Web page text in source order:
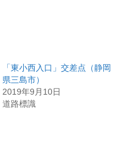
「東小西入口」交差点（静岡
県三島市）
2019年9月10日
道路標識